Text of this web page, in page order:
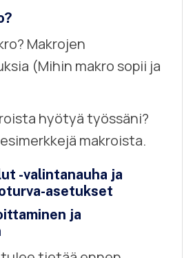
Makrojen
(Mihin makro sopii ja
hyötyä työssäni?
makroista.
-valintanauha ja
asetukset
ja